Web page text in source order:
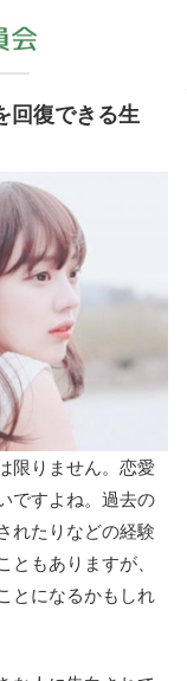
回復できる生
限りません。恋愛
ですよね。過去の
れたりなどの経験
もありますが、
とになるかもしれ